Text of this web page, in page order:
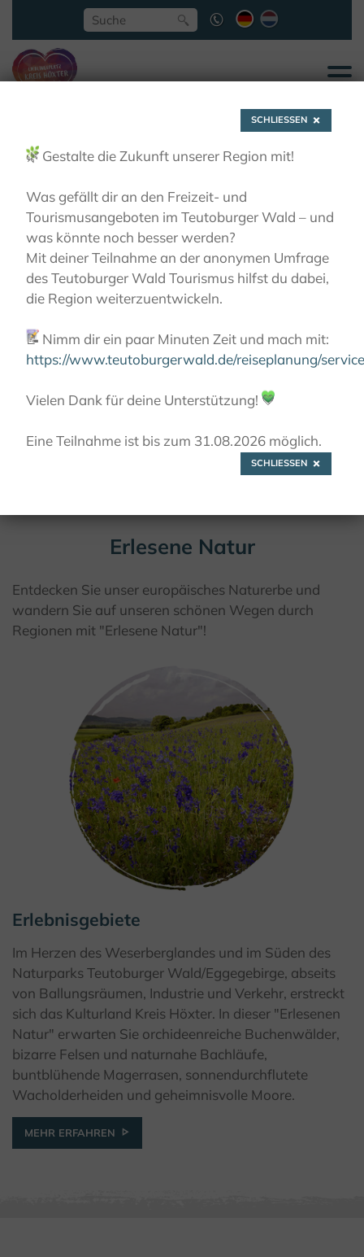
Aktivitäten
© @Kulturland Kreis Höxter
Erlesene Natur
Entdecken Sie unser europäisches Naturerbe und
wandern Sie auf unseren schönen Wegen durch
Regionen mit "Erlesene Natur"!
© F. Grawe, Kulturland Kreis Höxter
Erlebnisgebiete
Im Herzen des Weserberglandes und im Süden des
Naturparks Teutoburger Wald/Eggegebirge, abseits
von Ballungsräumen, Industrie und Verkehr, erstreckt
sich das Kulturland Kreis Höxter. In dieser "Erlesenen
Natur" erwarten Sie orchideenreiche Buchenwälder,
bizarre Felsen und naturnahe Bachläufe,
buntblühende Magerrasen, sonnendurchflutete
Wacholderheiden und geheimnisvolle Moore.
MEHR ERFAHREN
SCHLIESSEN
🌿 Gestalte die Zukunft unserer Region mit!
Was gefällt dir an den Freizeit- und
Tourismusangeboten im Teutoburger Wald – und
was könnte noch besser werden?
Mit deiner Teilnahme an der anonymen Umfrage
des Teutoburger Wald Tourismus hilfst du dabei,
die Region weiterzuentwickeln.
📝 Nimm dir ein paar Minuten Zeit und mach mit:
https://www.teutoburgerwald.de/reiseplanung/
Vielen Dank für deine Unterstützung! 💚
Eine Teilnahme ist bis zum 31.08.2026 möglich.
SCHLIESSEN